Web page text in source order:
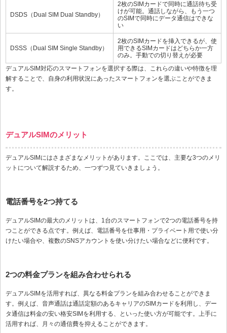
DSDS（Dual SIM Dual Standby）
2枚のSIMカードで同時に通話待ち受
けが可能。通話しながら、もう一つ
のSIMで同時にデータ通信はできな
い
DSSS（Dual SIM Single Standby）
2枚のSIMカードを挿入できるが、使
用できるSIMカードはどちらか一方
のみ。手動での切り替えが必要
デュアルSIM対応のスマートフォンを選択する際は、これらの違いや特徴を理
解することで、自身の利用状況にあったスマートフォンを選ぶことができま
す。
デュアルSIMのメリット
デュアルSIMにはさまざまなメリットがあります。ここでは、主要な3つのメリ
ットについて解説するため、一つずつ見ていきましょう。
電話番号を2つ持てる
デュアルSIMの最大のメリットは、1台のスマートフォンで2つの電話番号を持
つことができる点です。例えば、電話番号を仕事用・プライベート用で使い分
けたい場合や、複数のSNSアカウントを使い分けたい場合などに便利です。
2つの料金プランを組み合わせられる
デュアルSIMを活用すれば、異なる料金プランを組み合わせることができま
す。例えば、音声通話は通話定額のあるキャリアのSIMカードを利用し、デー
タ通信は料金の安い格安SIMを利用する、といった使い方が可能です。上手に
活用すれば、月々の通信費を抑えることができます。